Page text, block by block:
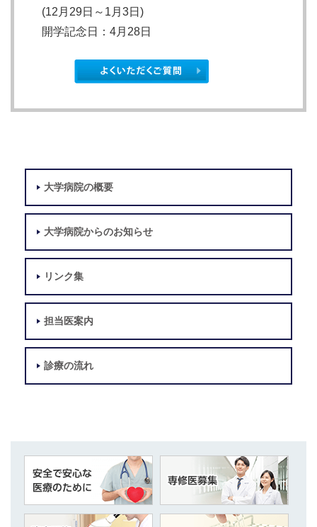
(12月29日～1月3日)
開学記念日
：4月28日
大学病院の概要
大学病院からのお知らせ
リンク集
担当医案内
診療の流れ